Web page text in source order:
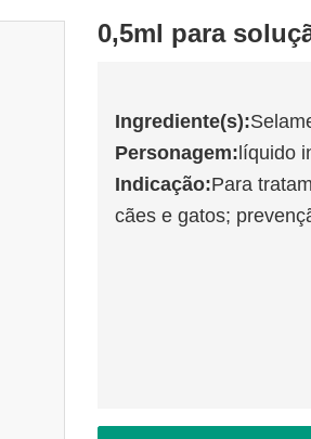
0,5ml para
Ingrediente(s):
Personagem: líquido
Indicação:Para
cães e gatos;